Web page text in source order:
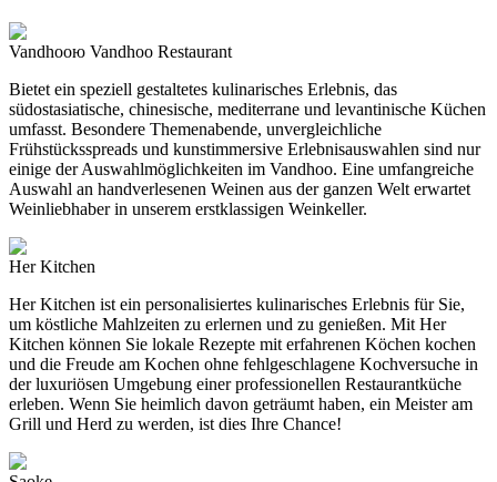
Vandhooю Vandhoo Restaurant
Bietet ein speziell gestaltetes kulinarisches Erlebnis, das
südostasiatische, chinesische, mediterrane und levantinische Küchen
umfasst. Besondere Themenabende, unvergleichliche
Frühstücksspreads und kunstimmersive Erlebnisauswahlen sind nur
einige der Auswahlmöglichkeiten im Vandhoo. Eine umfangreiche
Auswahl an handverlesenen Weinen aus der ganzen Welt erwartet
Weinliebhaber in unserem erstklassigen Weinkeller.
Her Kitchen
Her Kitchen ist ein personalisiertes kulinarisches Erlebnis für Sie,
um köstliche Mahlzeiten zu erlernen und zu genießen. Mit Her
Kitchen können Sie lokale Rezepte mit erfahrenen Köchen kochen
und die Freude am Kochen ohne fehlgeschlagene Kochversuche in
der luxuriösen Umgebung einer professionellen Restaurantküche
erleben. Wenn Sie heimlich davon geträumt haben, ein Meister am
Grill und Herd zu werden, ist dies Ihre Chance!